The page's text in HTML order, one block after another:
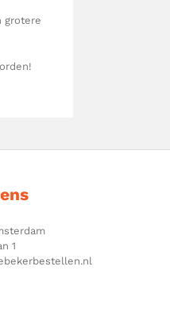
grotere
1